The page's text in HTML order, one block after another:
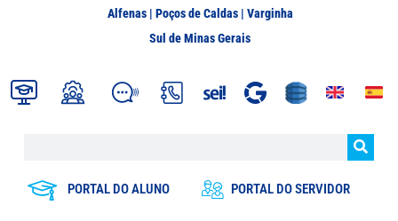
Alfenas | Poços de Caldas | Varginha
Sul de Minas Gerais
PORTAL DO ALUNO PORTAL DO SERVIDOR